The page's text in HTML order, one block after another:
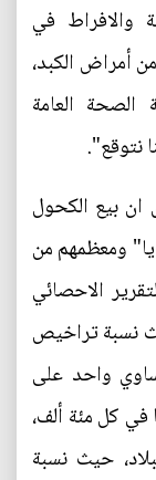
والافراط في
أمراض الكبد،
الصحة العامة
نتوقع".
بيع الكحول
ومعظمهم من
الاحصائي
نسبة تراخيص
واحد على
هناك 58 شخصا في كل مئة ألف،
حيث نسبة